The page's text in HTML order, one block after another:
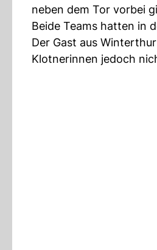
neben dem Tor vorbei
Beide Teams hatten in
Der Gast aus
Klotnerinnen jedoch